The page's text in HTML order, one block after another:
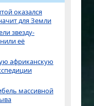
оказался
для Земли
звезду-
её
африканскую
массивной